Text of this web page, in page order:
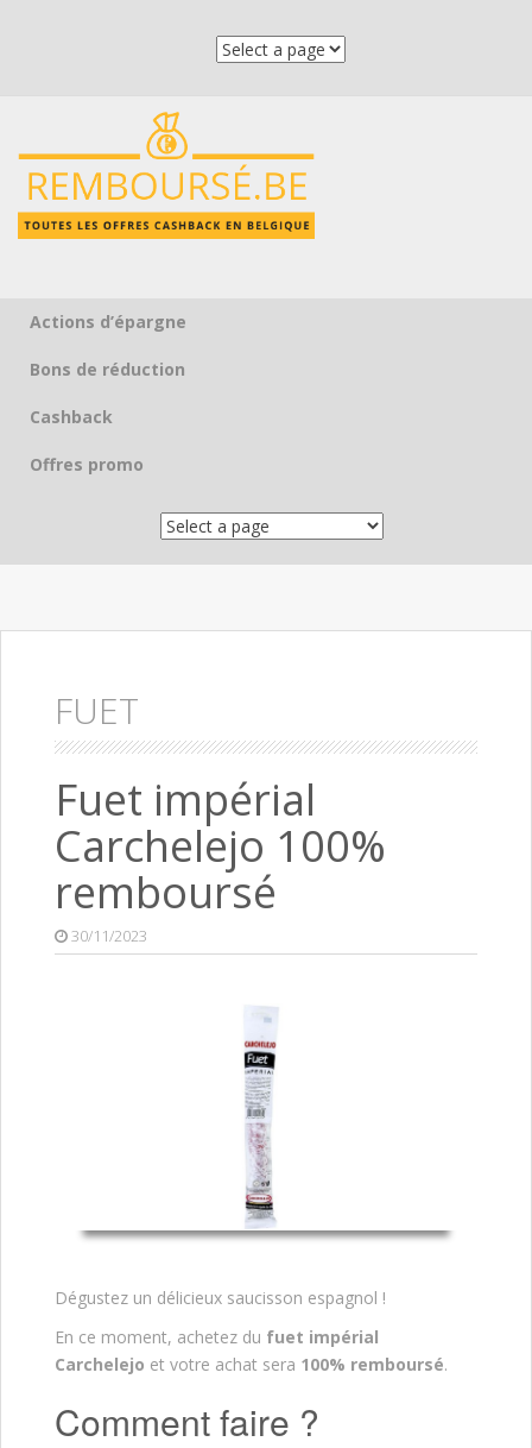
Skip to content
Actions d’épargne
Bons de réduction
Cashback
Offres promo
FUET
Fuet impérial
Carchelejo 100%
remboursé
30/11/2023
Dégustez un délicieux saucisson espagnol !
En ce moment, achetez du fuet impérial
Carchelejo et votre achat sera 100% remboursé.
Comment faire ?